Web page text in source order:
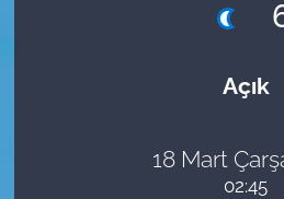
Açık
18 Mart
02:45